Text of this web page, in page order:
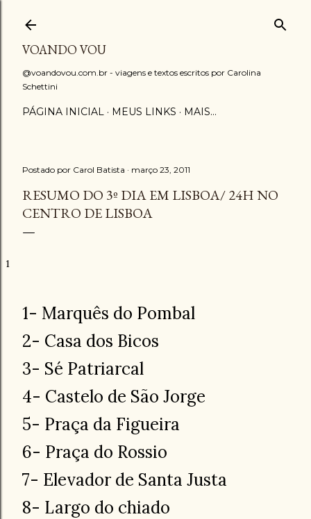
VOANDO VOU
@voandovou.com.br - viagens e textos escritos por Carolina
Schettini
PÁGINA INICIAL MEUS LINKS MAIS…
Postado por Carol Batista março 23, 2011
RESUMO DO 3º DIA EM LISBOA/ 24H NO
CENTRO DE LISBOA
1
1- Marquês do Pombal
2- Casa dos Bicos
3- Sé Patriarcal
4- Castelo de São Jorge
5- Praça da Figueira
6- Praça do Rossio
7- Elevador de Santa Justa
8- Largo do chiado